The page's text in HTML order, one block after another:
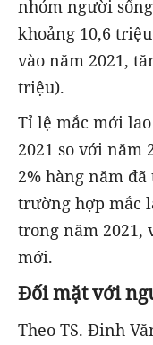
nhóm người
khoảng 10,6
vào năm 2021,
triệu).
Tỉ lệ mắc mới
2021 so với năm
2% hàng năm
trường hợp mắc
trong năm 2021,
mới.
Đối mặt với
Theo TS. Đinh